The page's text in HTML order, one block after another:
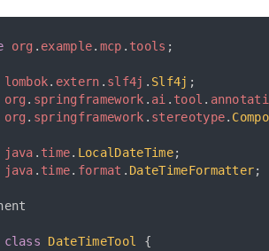
org . example. mcp . tools ;
lombok. extern . slf4j . Slf4j ;
org . springframework . ai . tool .
org . springframework . stereotype.
java . time. LocalDateTime;
java . time. format . DateTimeFormatter;
class DateTimeTool {